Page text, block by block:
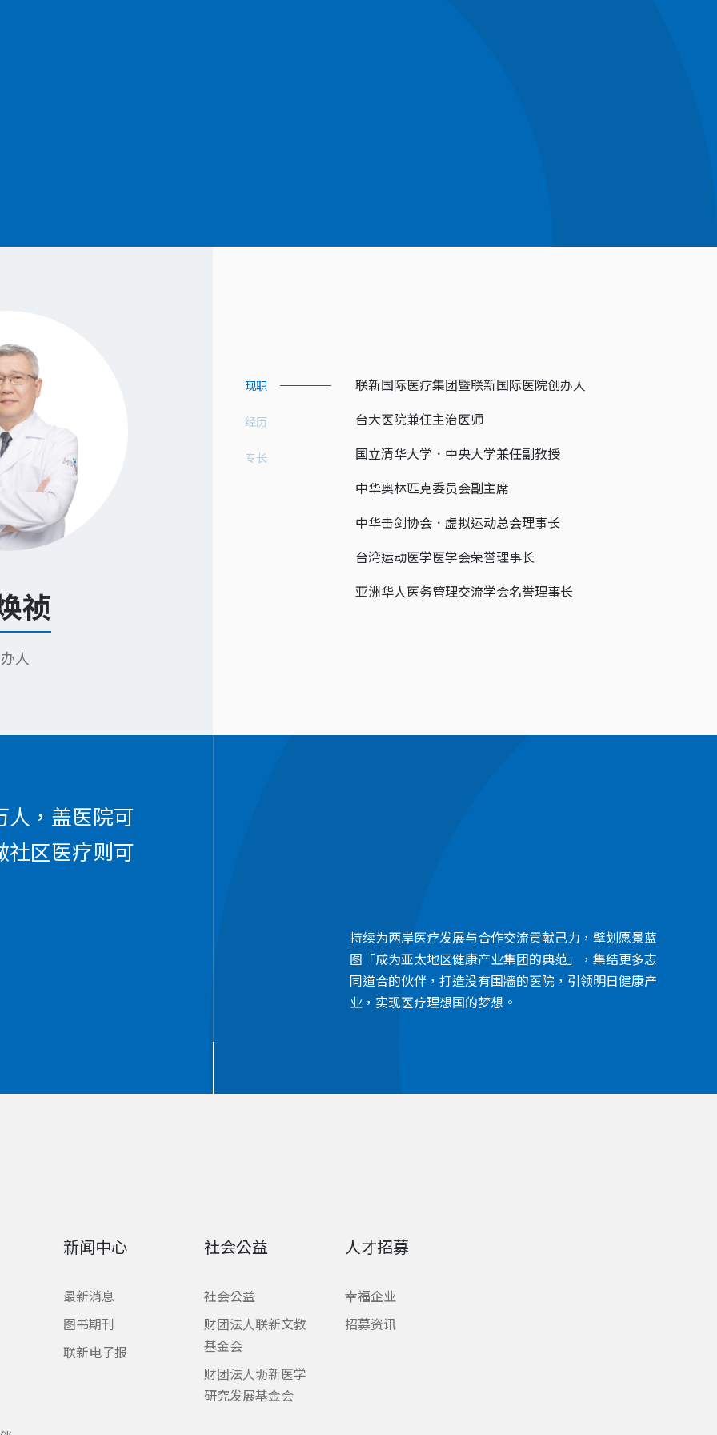
策略合作
下载专区
展基金会
祯
人
现职
经历
专长
联新国际医疗集团暨联新国际医院创办人
台大医院兼任主治医师
国立清华大学．中央大学兼任副教授
中华奥林匹克委员会副主席
中华击剑协会．虚拟运动总会理事长
台湾运动医学医学会荣誉理事长
亚洲华人医务管理交流学会名誉理事长
人，盖医院可
社区医疗则可
持续为两岸医疗发展与合作交流贡献己力，擘划愿景蓝
图「成为亚太地区健康产业集团的典范」，集结更多志
同道合的伙伴，打造没有围牆的医院，引领明日健康产
业，实现医疗理想国的梦想。
新闻中心
最新消息
图书期刊
联新电子报
社会公益
社会公益
财团法人联新文教
基金会
财团法人坜新医学
研究发展基金会
人才招募
幸福企业
招募资讯